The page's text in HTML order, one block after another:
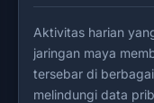
Aktivitas harian
jaringan maya
tersebar di
melindungi data